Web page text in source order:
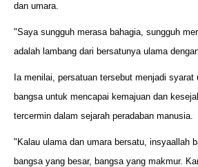
dan umara.
"Saya sungguh merasa bahagia, sungguh
adalah lambang dari bersatunya ulama
Ia menilai, persatuan tersebut menjadi syarat
bangsa untuk mencapai kemajuan dan
tercermin dalam sejarah peradaban manusia.
"Kalau ulama dan umara bersatu, insyaallah
bangsa yang besar, bangsa yang makmur.